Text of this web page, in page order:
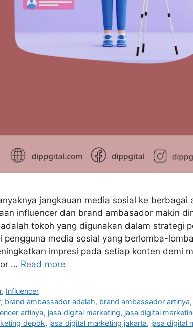
jangkauan media sosial ke berbagai
influencer dan brand ambasador makin
tokoh yang digunakan dalam strategi
pengguna media sosial yang berlomba-
impresi pada setiap konten demi
… Read more
, Influencer
, brand ambassador adalah, brand ambassador artinya
artinya, jasa digital marketing, jasa digital
depok, jasa digital marketing jakarta, jasa digital